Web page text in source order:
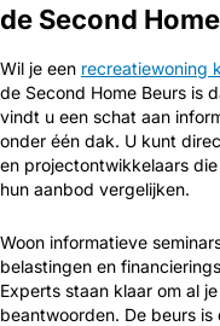
de Second
Wil je een recreatiewoning
de Second Home Beurs is
vindt u een schat aan
onder één dak. U kunt
en projectontwikkelaars
hun aanbod vergelijken.
Woon informatieve
belastingen en
Experts staan klaar om al
beantwoorden. De beurs